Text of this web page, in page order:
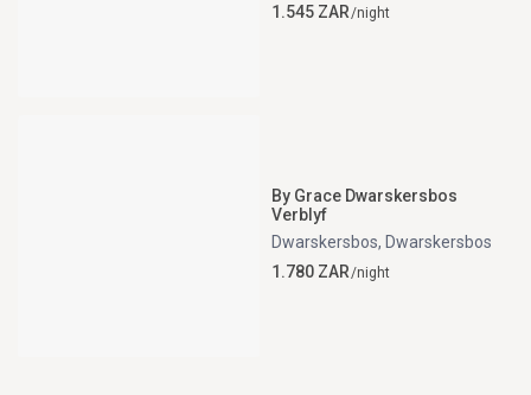
1.545 ZAR/night
By Grace Dwarskersbos
Verblyf
Dwarskersbos, Dwarskersbos
1.780 ZAR/night